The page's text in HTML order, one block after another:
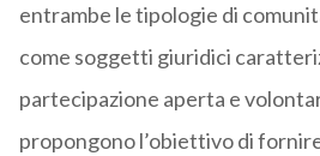
entrambe le tipologie di
come soggetti giuridici
partecipazione aperta e
propongono l’obiettivo di